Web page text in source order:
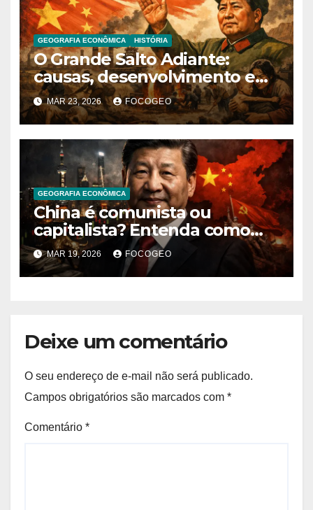
GEOGRAFIA ECONÔMICA HISTÓRIA
O Grande Salto Adiante:
causas, desenvolvimento e
consequências de uma das
políticas mais controversas
da China
MAR 23, 2026 FOCOGEO
GEOGRAFIA ECONÔMICA
China é comunista ou
capitalista? Entenda como
funciona o modelo
econômico e político chinês
MAR 19, 2026 FOCOGEO
Deixe um comentário
O seu endereço de e-mail não será publicado.
Campos obrigatórios são marcados com *
Comentário *